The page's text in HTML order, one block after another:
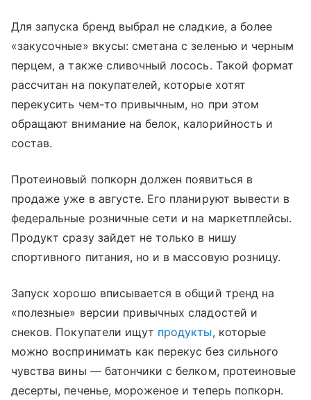
Для запуска бренд выбрал не сладкие, а более
«закусочные» вкусы: сметана с зеленью и черным
перцем, а также сливочный лосось. Такой формат
рассчитан на покупателей, которые хотят
перекусить чем-то привычным, но при этом
обращают внимание на белок, калорийность и
состав.
Протеиновый попкорн должен появиться в
продаже уже в августе. Его планируют вывести в
федеральные розничные сети и на маркетплейсы.
Продукт сразу зайдет не только в нишу
спортивного питания, но и в массовую розницу.
Запуск хорошо вписывается в общий тренд на
«полезные» версии привычных сладостей и
снеков. Покупатели ищут продукты, которые
можно воспринимать как перекус без сильного
чувства вины — батончики с белком, протеиновые
десерты, печенье, мороженое и теперь попкорн.